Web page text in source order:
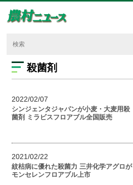
殺菌剤
2022/02/07
シンジェンタジャパンが小麦・大麦用殺
菌剤 ミラビスフロアブル全国販売
2021/02/22
紋枯病に優れた殺菌力 三井化学アグロが
モンセレンフロアブル上市